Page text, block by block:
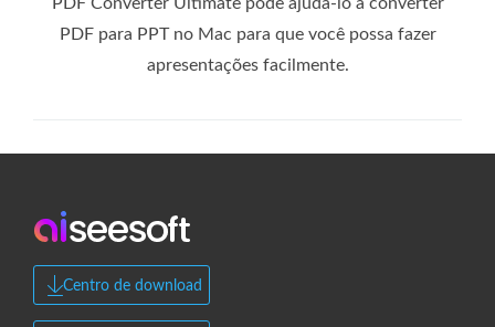
PDF para PPT no Mac para que você possa fazer
apresentações facilmente.
Centro de download